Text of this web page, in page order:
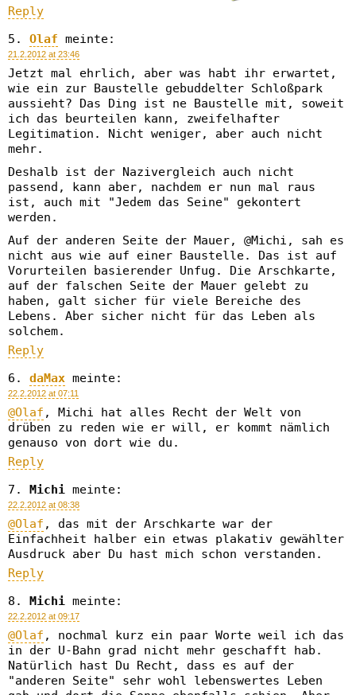
Reply
Olaf meinte:
21.2.2012 at 23:46
Jetzt mal ehrlich, aber was habt ihr erwartet,
wie ein zur Baustelle gebuddelter Schloßpark
aussieht? Das Ding ist ne Baustelle mit, soweit
ich das beurteilen kann, zweifelhafter
Legitimation. Nicht weniger, aber auch nicht
mehr.
Deshalb ist der Nazivergleich auch nicht
passend, kann aber, nachdem er nun mal raus
ist, auch mit "Jedem das Seine" gekontert
werden.
Auf der anderen Seite der Mauer, @Michi, sah es
nicht aus wie auf einer Baustelle. Das ist auf
Vorurteilen basierender Unfug. Die Arschkarte,
auf der falschen Seite der Mauer gelebt zu
haben, galt sicher für viele Bereiche des
Lebens. Aber sicher nicht für das Leben als
solchem.
Reply
daMax meinte:
22.2.2012 at 07:11
@Olaf , Michi hat alles Recht der Welt von
drüben zu reden wie er will, er kommt nämlich
genauso von dort wie du.
Reply
Michi meinte:
22.2.2012 at 08:38
@Olaf , das mit der Arschkarte war der
Einfachheit halber ein etwas plakativ gewählter
Ausdruck aber Du hast mich schon verstanden.
Reply
Michi meinte:
22.2.2012 at 09:17
@Olaf , nochmal kurz ein paar Worte weil ich das
in der U-Bahn grad nicht mehr geschafft hab.
Natürlich hast Du Recht, dass es auf der
"anderen Seite" sehr wohl lebenswertes Leben